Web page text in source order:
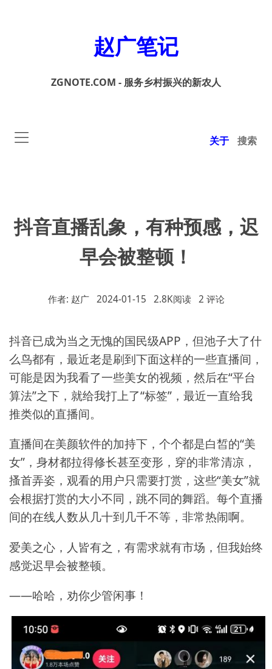
赵广笔记
ZGNOTE.COM - 服务乡村振兴的新农人
关于 搜索
抖音直播乱象，有种预感，迟
早会被整顿！
作者: 赵广 2024-01-15 2.8K阅读 2 评论
抖音已成为当之无愧的国民级APP，但池子大了什
么鸟都有，最近老是刷到下面这样的一些直播间，
可能是因为我看了一些美女的视频，然后在“平台
算法”之下，就给我打上了“标签”，最近一直给我
推类似的直播间。
直播间在美颜软件的加持下，个个都是白皙的“美
女”，身材都拉得修长甚至变形，穿的非常清凉，
搔首弄姿，观看的用户只需要打赏，这些“美女”就
会根据打赏的大小不同，跳不同的舞蹈。每个直播
间的在线人数从几十到几千不等，非常热闹啊。
爱美之心，人皆有之，有需求就有市场，但我始终
感觉迟早会被整顿。
——哈哈，劝你少管闲事！